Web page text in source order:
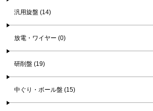
汎用旋盤 (14)
放電・ワイヤー (0)
研削盤 (19)
中ぐり・ボール盤 (15)